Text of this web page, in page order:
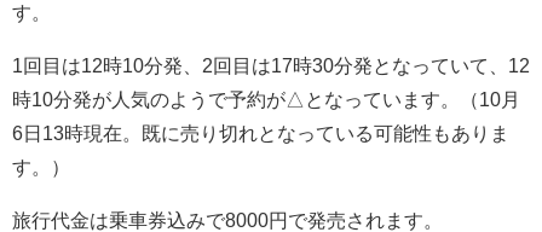
す。
1回目は12時10分発、2回目は17時30分発となっていて、12
時10分発が人気のようで予約が△となっています。（10月
6日13時現在。既に売り切れとなっている可能性もありま
す。）
旅行代金は乗車券込みで8000円で発売されます。